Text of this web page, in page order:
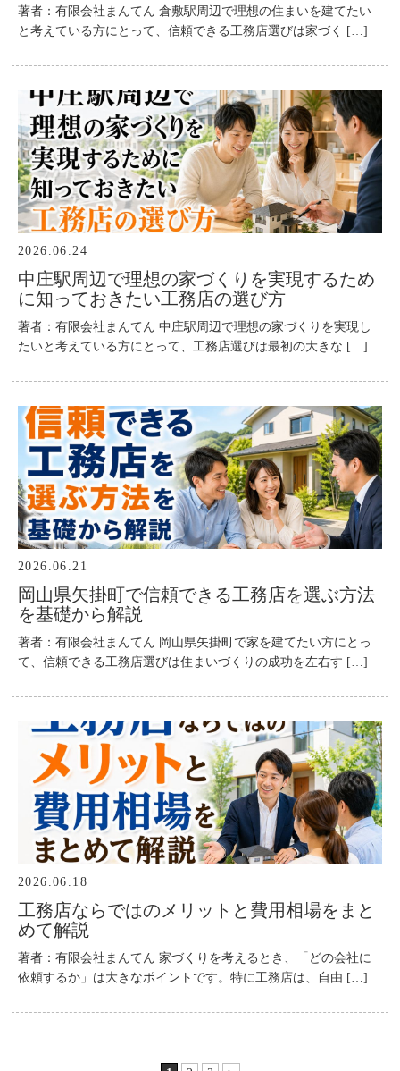
著者：有限会社まんてん 倉敷駅周辺で理想の住まいを建てたい
と考えている方にとって、信頼できる工務店選びは家づく […]
2026.06.24
中庄駅周辺で理想の家づくりを実現するため
に知っておきたい工務店の選び方
著者：有限会社まんてん 中庄駅周辺で理想の家づくりを実現し
たいと考えている方にとって、工務店選びは最初の大きな […]
2026.06.21
岡山県矢掛町で信頼できる工務店を選ぶ方法
を基礎から解説
著者：有限会社まんてん 岡山県矢掛町で家を建てたい方にとっ
て、信頼できる工務店選びは住まいづくりの成功を左右す […]
2026.06.18
工務店ならではのメリットと費用相場をまと
めて解説
著者：有限会社まんてん 家づくりを考えるとき、「どの会社に
依頼するか」は大きなポイントです。特に工務店は、自由 […]